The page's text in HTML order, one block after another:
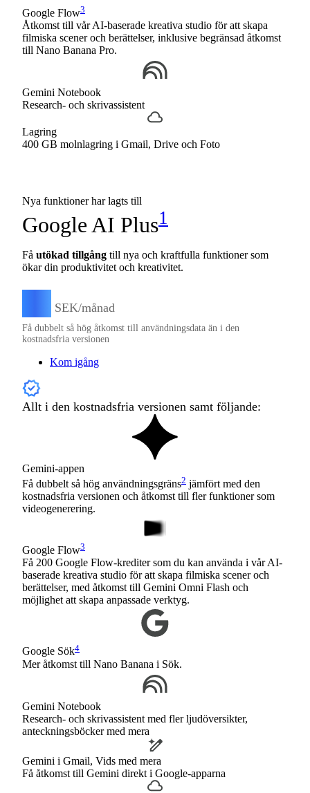
Google Flow3
Åtkomst till vår AI-baserade kreativa studio för att skapa
filmiska scener och berättelser, inklusive begränsad åtkomst
till Nano Banana Pro.
Gemini Notebook
Research- och skrivassistent
Lagring
400 GB molnlagring i Gmail, Drive och Foto
Nya funktioner har lagts till
Google AI Plus1
Få utökad tillgång till nya och kraftfulla funktioner som
ökar din produktivitet och kreativitet.
SEK/månad
Få dubbelt så hög åtkomst till användningsdata än i den
kostnadsfria versionen
Kom igång
Allt i den kostnadsfria versionen samt följande:
Gemini-appen
Få dubbelt så hög användningsgräns2 jämfört med den
kostnadsfria versionen och åtkomst till fler funktioner som
videogenerering.
Google Flow3
Få 200 Google Flow-krediter som du kan använda i vår AI-
baserade kreativa studio för att skapa filmiska scener och
berättelser, med åtkomst till Gemini Omni Flash och
möjlighet att skapa anpassade verktyg.
Google Sök4
Mer åtkomst till Nano Banana i Sök.
Gemini Notebook
Research- och skrivassistent med fler ljudöversikter,
anteckningsböcker med mera
Gemini i Gmail, Vids med mera
Få åtkomst till Gemini direkt i Google-apparna